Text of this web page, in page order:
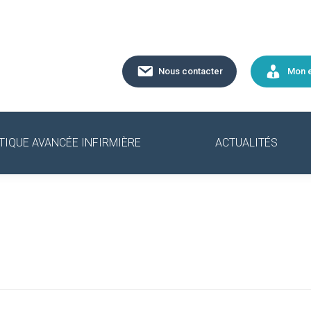
Nous contacter Mon
AVANCÉE INFIRMIÈRE ACTUALITÉS